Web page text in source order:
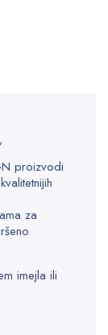
proizvodi
za
imejla ili